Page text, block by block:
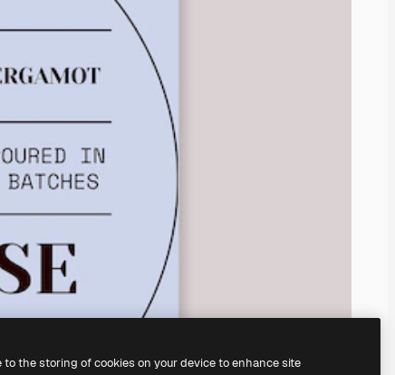
to the storing of cookies on your device to enhance site